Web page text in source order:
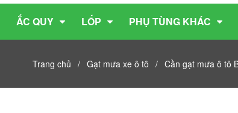
ẮC QUY LỐP PHỤ TÙNG KHÁC
Trang chủ / Gạt mưa xe ô tô / Cần gạt mưa ô tô